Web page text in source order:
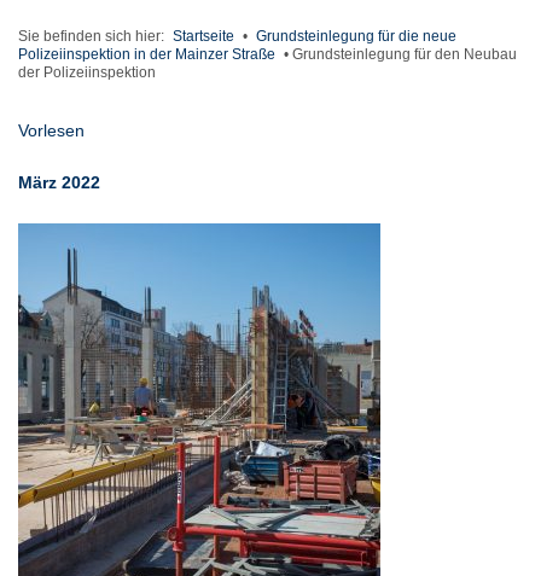
Sie befinden sich hier: Startseite • Grundsteinlegung für die neue
Polizeiinspektion in der Mainzer Straße • Grundsteinlegung für den Neubau
der Polizeiinspektion
Vorlesen
März 2022